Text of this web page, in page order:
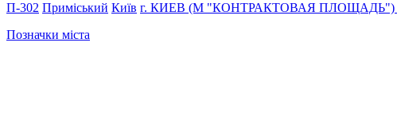
П-302 Приміський Київ г. КИЕВ (М "КОНТРАКТОВАЯ ПЛОЩАДЬ")
Позначки міста